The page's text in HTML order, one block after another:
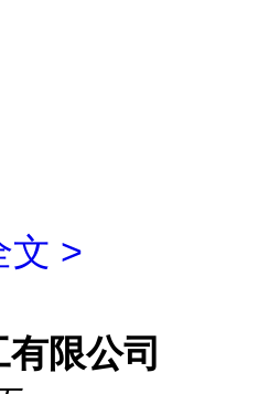
文 >
限公司